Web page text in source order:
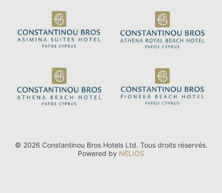
© 2026 Constantinou Bros Hotels Ltd. Tous droits réservés.
Powered by NELIOS